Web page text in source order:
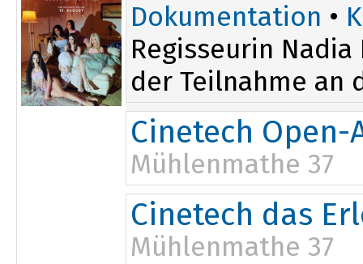
Dokumentation •
Regisseurin
der Teilnahme an
Cinetech Open-
Mühlenmathe 37
Cinetech das
Mühlenmathe 37